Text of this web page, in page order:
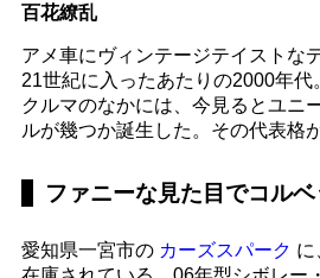
百花繚乱
アメ車にヴィンテージテイストな
21世紀に入ったあたりの2000年代
クルマのなかには、今見るとユニ
ルが幾つか誕生した。その代表格
ファニーな見た目でコルベ
愛知県一宮市の カーズスパーク に